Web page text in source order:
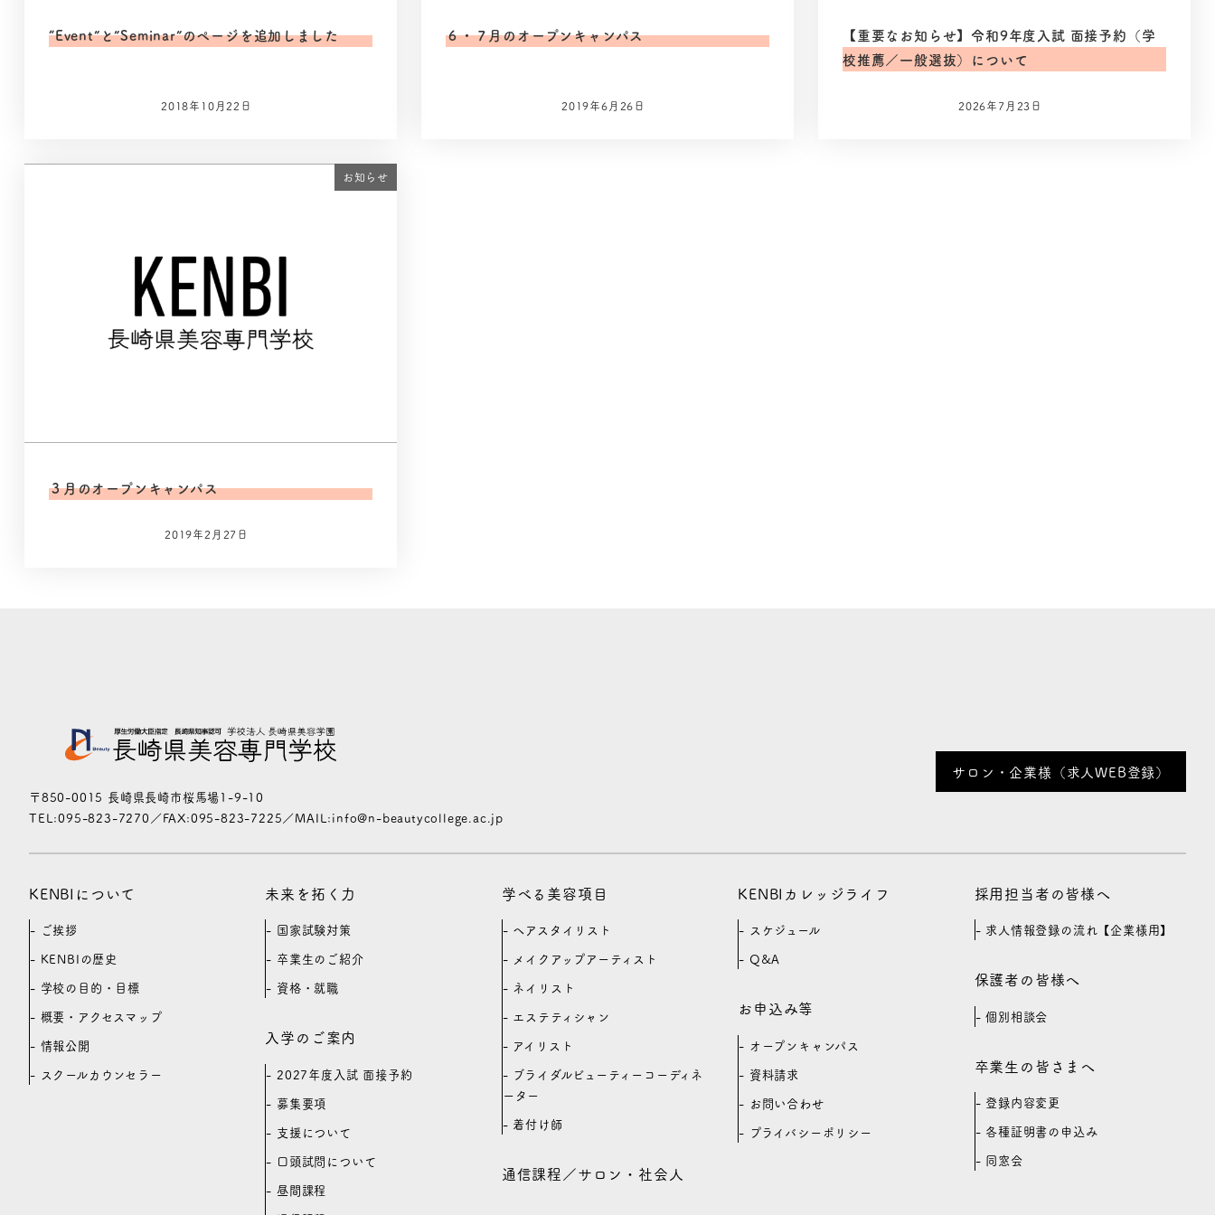
“Event”と”Seminar”のページを追加しました
2018年10月22日
６・７月のオープンキャンパス
2019年6月26日
【重要なお知らせ】令和9年度入試 面接予約（学
校推薦／一般選抜）について
2026年7月23日
お知らせ
３月のオープンキャンパス
2019年2月27日
〒850-0015 長崎県長崎市桜馬場1-9-10
TEL:095-823-7270／FAX:095-823-7225／MAIL:info@n-beautycollege.ac.jp
サロン・企業様（求人WEB登録）
KENBIについて
ご挨拶
KENBIの歴史
学校の目的・目標
概要・アクセスマップ
情報公開
スクールカウンセラー
未来を拓く力
国家試験対策
卒業生のご紹介
資格・就職
入学のご案内
2027年度入試 面接予約
募集要項
支援について
口頭試問について
昼間課程
学べる美容項目
ヘアスタイリスト
メイクアップアーティスト
ネイリスト
エステティシャン
アイリスト
ブライダルビューティーコーディネ
ーター
着付け師
通信課程／サロン・社会人
KENBIカレッジライフ
スケジュール
Q&A
お申込み等
オープンキャンパス
資料請求
お問い合わせ
プライバシーポリシー
採用担当者の皆様へ
求人情報登録の流れ【企業様用】
保護者の皆様へ
個別相談会
卒業生の皆さまへ
登録内容変更
各種証明書の申込み
同窓会